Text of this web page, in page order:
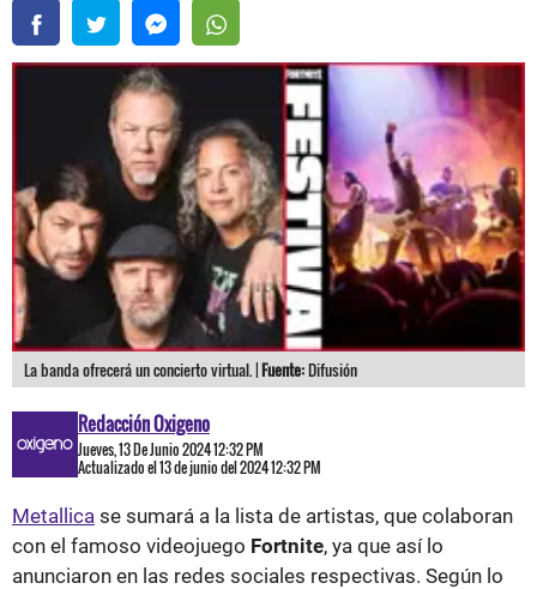
La banda ofrecerá un concierto virtual. |Fuente:Difusión
Redacción Oxigeno
Jueves, 13 De Junio 2024 12:32 PM
Actualizado el 13 de junio del 2024 12:32 PM
Metallica se sumará a la lista de artistas, que colaboran
con el famoso videojuego Fortnite, ya que así lo
anunciaron en las redes sociales respectivas. Según lo